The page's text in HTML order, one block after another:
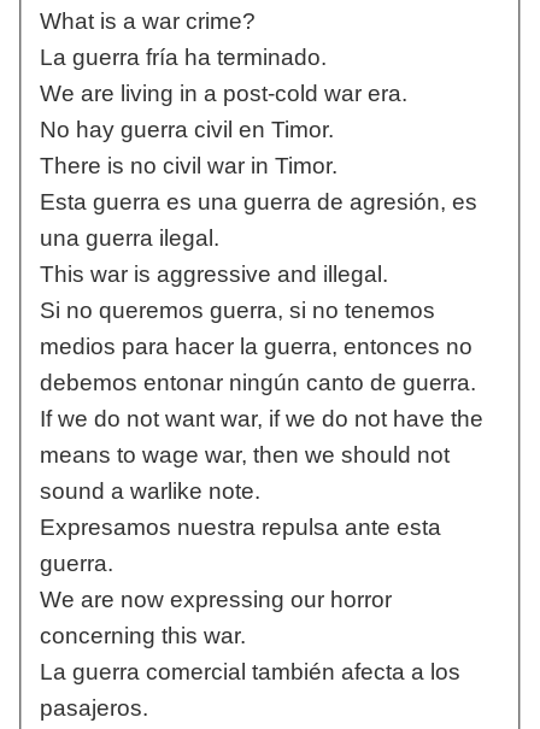
What is a war crime?
La guerra fría ha terminado.
We are living in a post-cold war era.
No hay guerra civil en Timor.
There is no civil war in Timor.
Esta guerra es una guerra de agresión, es
una guerra ilegal.
This war is aggressive and illegal.
Si no queremos guerra, si no tenemos
medios para hacer la guerra, entonces no
debemos entonar ningún canto de guerra.
If we do not want war, if we do not have the
means to wage war, then we should not
sound a warlike note.
Expresamos nuestra repulsa ante esta
guerra.
We are now expressing our horror
concerning this war.
La guerra comercial también afecta a los
pasajeros.